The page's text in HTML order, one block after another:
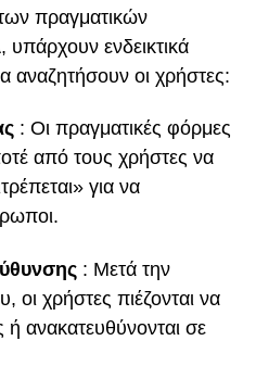
πραγματικών
ενδεικτικά
οι χρήστες:
: Οι πραγματικές φόρμες
από τους χρήστες να
για να
: Μετά την
χρήστες πιέζονται να
ή ανακατευθύνονται σε